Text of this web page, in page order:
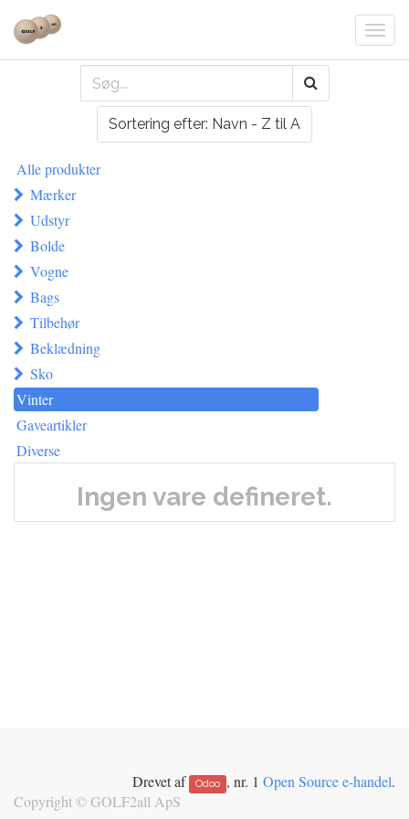
Sortering efter: Navn - Z til A
Alle produkter
Mærker
Udstyr
Bolde
Vogne
Bags
Tilbehør
Beklædning
Sko
Vinter
Gaveartikler
Diverse
Ingen vare defineret.
Drevet af Odoo , nr. 1 Open Source e-handel.
Copyright ©GOLF2all ApS